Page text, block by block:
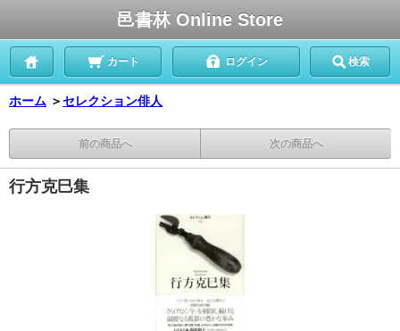
邑書林 Online Store
カート ログイン 検索
ホーム ＞セレクション俳人
前の商品へ 次の商品へ
行方克巳集